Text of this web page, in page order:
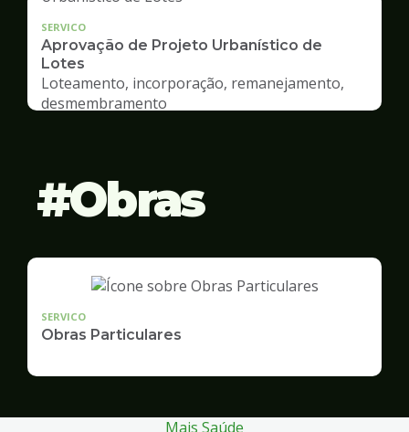
SERVICO
Aprovação de Projeto Urbanístico de
Lotes
Loteamento, incorporação, remanejamento,
desmembramento
Obras
SERVICO
Obras Particulares
Mais Saúde